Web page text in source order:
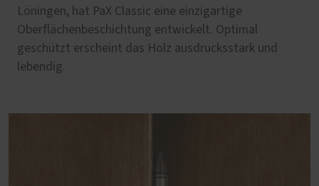
Löningen, hat PaX Classic eine einzigartige
Oberflächenbeschichtung entwickelt. Optimal
geschützt erscheint das Holz ausdrucksstark und
lebendig.